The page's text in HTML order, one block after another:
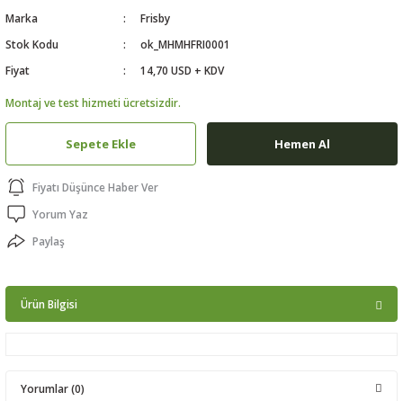
Marka
Frisby
Stok Kodu
ok_MHMHFRI0001
Fiyat
14,70 USD + KDV
Montaj ve test hizmeti ücretsizdir.
Sepete Ekle Hemen Al
Fiyatı Düşünce Haber Ver
Yorum Yaz
Paylaş
Ürün Bilgisi
Yorumlar (0)